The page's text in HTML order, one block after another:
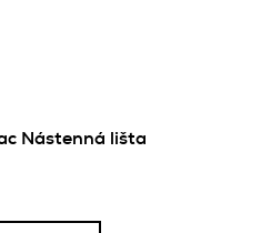
Nástenná lišta